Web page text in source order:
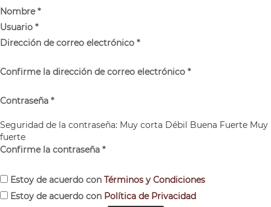
Nombre*
Usuario *
Dirección de correo electrónico *
Confirme la dirección de correo electrónico *
Contraseña *
Seguridad de la contraseña: Muy corta Débil Buena Fuerte Muy
fuerte
Confirme la contraseña *
Estoy de acuerdo con Términos y Condiciones
Estoy de acuerdo con Política de Privacidad